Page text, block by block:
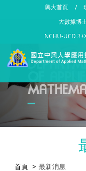
興大首頁 /
大數據博
NCHU-UCD
首頁 最新消息